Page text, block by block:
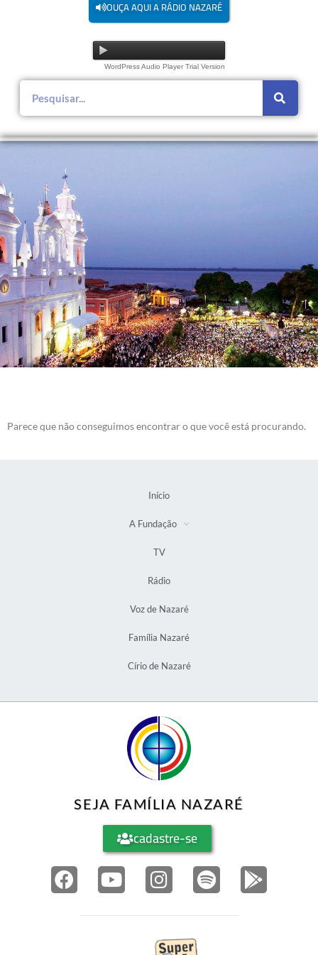
OUÇA AQUI A RÁDIO NAZARÉ
WordPress Audio Player Trial Version
Parece que não conseguimos encontrar o que você está procurando.
Início
A Fundação
TV
Rádio
Voz de Nazaré
Família Nazaré
Círio de Nazaré
SEJA FAMÍLIA NAZARÉ
cadastre-se